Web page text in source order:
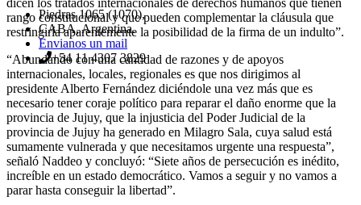
dicen los tratados internacionales de derechos humanos que tienen
rango constitucional y que pueden complementar la cláusula que
restringiría aparentemente la posibilidad de la firma de un indulto”.
“Abundando con una cantidad de razones y de apoyos
internacionales, locales, regionales es que nos dirigimos al
presidente Alberto Fernández diciéndole una vez más que es
necesario tener coraje político para reparar el daño enorme que la
provincia de Jujuy, que la injusticia del Poder Judicial de la
provincia de Jujuy ha generado en Milagro Sala, cuya salud está
sumamente vulnerada y que necesitamos urgente una respuesta”,
señaló Naddeo y concluyó: “Siete años de persecución es inédito,
increíble en un estado democrático. Vamos a seguir y no vamos a
parar hasta conseguir la libertad”.
Piedras 1065 (1070),
CABA, Argentina.
Envianos un mail
+54 11 4307 3829